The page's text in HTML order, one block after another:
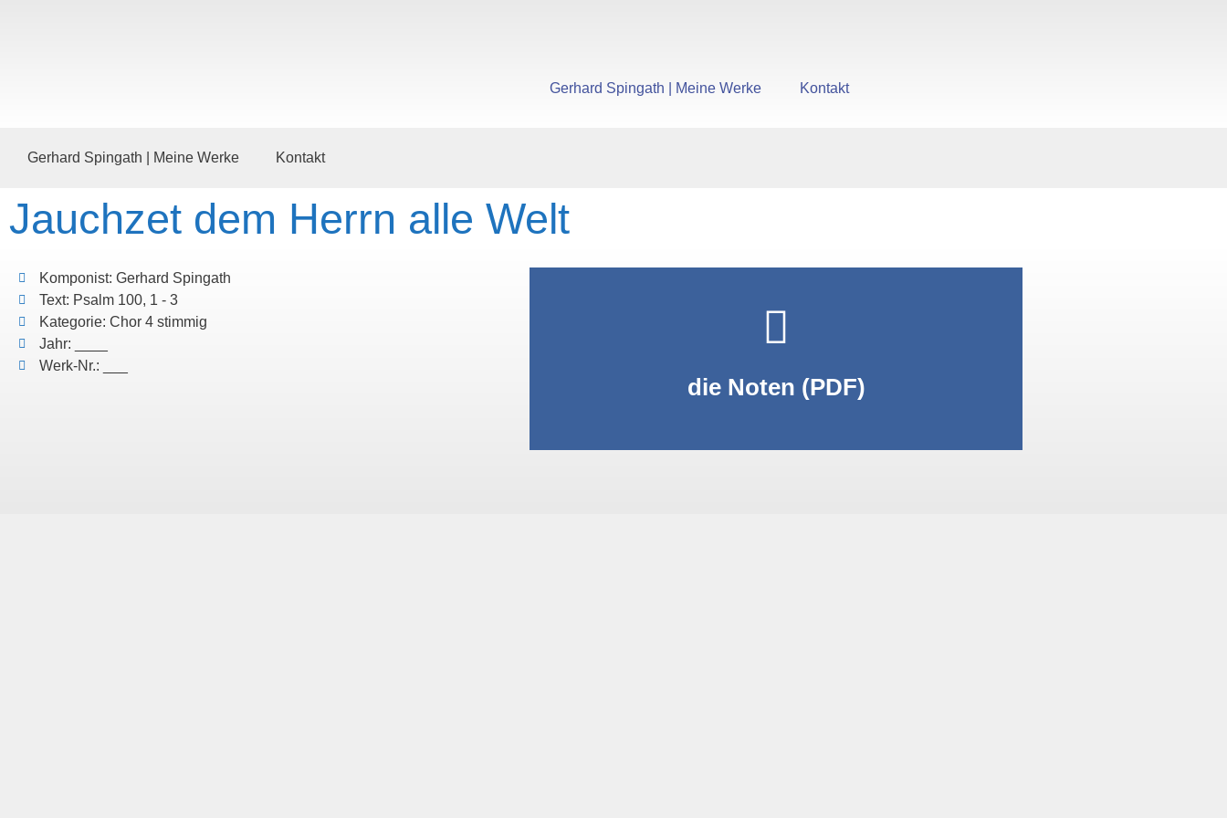
Gerhard Spingath | Meine Werke Kontakt
Gerhard Spingath | Meine Werke Kontakt
Jauchzet dem Herrn alle Welt
Komponist: Gerhard Spingath
Text: Psalm 100, 1 - 3
Kategorie: Chor 4 stimmig
Jahr: ____
Werk-Nr.: ___
die Noten (PDF)